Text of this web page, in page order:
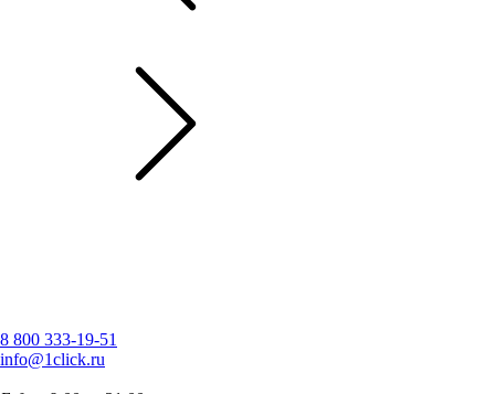
8 800 333-19-51
info@1click.ru